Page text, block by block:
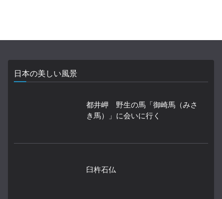
日本の美しい風景
都井岬 野生の馬「御崎馬（みさ
き馬）」に会いに行く
臼杵石仏